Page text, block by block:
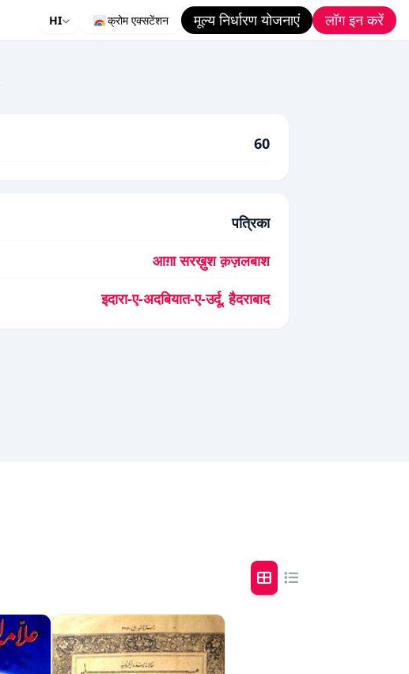
HI क्रोम एक्सटेंशन मूल्य निर्धारण योजनाएं लॉग इन करें
60
पत्रिका
आग़ा सरख़ुश क़ज़लबाश
इदारा-ए-अदबियात-ए-उर्दू, हैदराबाद